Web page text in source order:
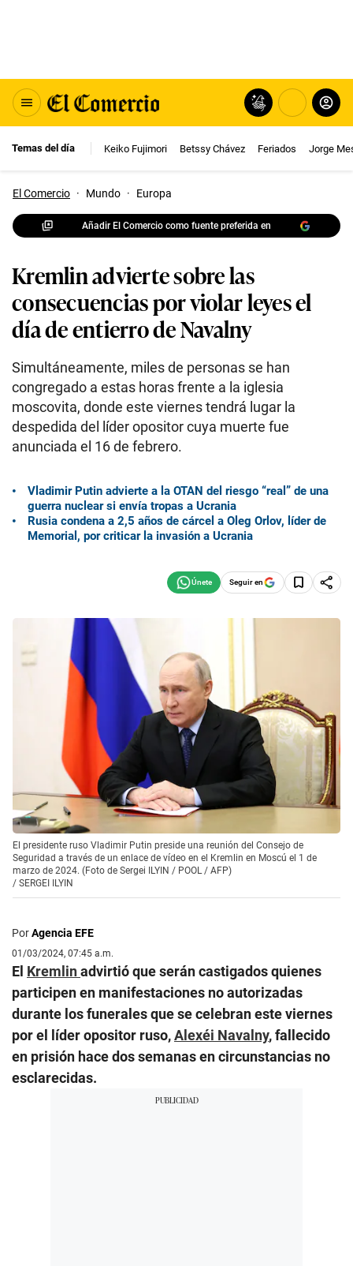
Temas del día Keiko Fujimori Betssy Chávez Feriados Jorge
El Comercio · Mundo · Europa
Añadir El Comercio como fuente preferida en
Kremlin advierte sobre las
consecuencias por violar leyes el
día de entierro de Navalny
Simultáneamente, miles de personas se han
congregado a estas horas frente a la iglesia
moscovita, donde este viernes tendrá lugar la
despedida del líder opositor cuya muerte fue
anunciada el 16 de febrero.
Vladimir Putin advierte a la OTAN del riesgo “real” de una
guerra nuclear si envía tropas a Ucrania
Rusia condena a 2,5 años de cárcel a Oleg Orlov, líder de
Memorial, por criticar la invasión a Ucrania
Seguir en
El presidente ruso Vladimir Putin preside una reunión del Consejo de
Seguridad a través de un enlace de vídeo en el Kremlin en Moscú el 1 de
marzo de 2024. (Foto de Sergei ILYIN / POOL / AFP)
/ SERGEI ILYIN
PorAgencia EFE
01/03/2024, 07:45 a.m.
El Kremlinadvirtió que serán castigados quienes
participen en manifestaciones no autorizadas
durante los funerales que se celebran este viernes
por el líder opositor ruso,Alexéi Navalny, fallecido
en prisión hace dos semanas en circunstancias no
esclarecidas.